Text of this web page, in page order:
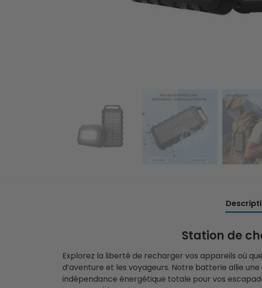
Station de
Explorez la liberté de recharger vos appareils où
d’aventure et les voyageurs. Notre batterie allie
indépendance énergétique totale pour vos